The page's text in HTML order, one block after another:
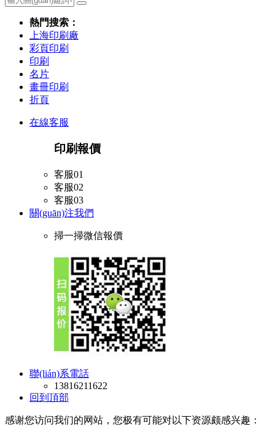
熱門搜索：
上海印刷廠
彩頁印刷
印刷
名片
畫冊印刷
折頁
在線客服
印刷報價
客服01
客服02
客服03
關(guān)注我們
掃一掃微信報價
聯(lián)系電話
13816211622
回到頂部
感谢您访问我们的网站，您极有可能对以下资源颇感兴趣：